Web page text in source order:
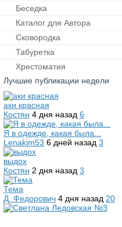
Беседка
Каталог для Автора
Сковородка
Табуретка
Хрестоматия
Лучшие публикации недели
аки красная
Костян 4 дня назад 6
Я в одежде, какая была...
Lenakim53 6 дней назад 3
выдох
Костян 2 дня назад 3
Тема
Д. Федорович 4 дня назад 20